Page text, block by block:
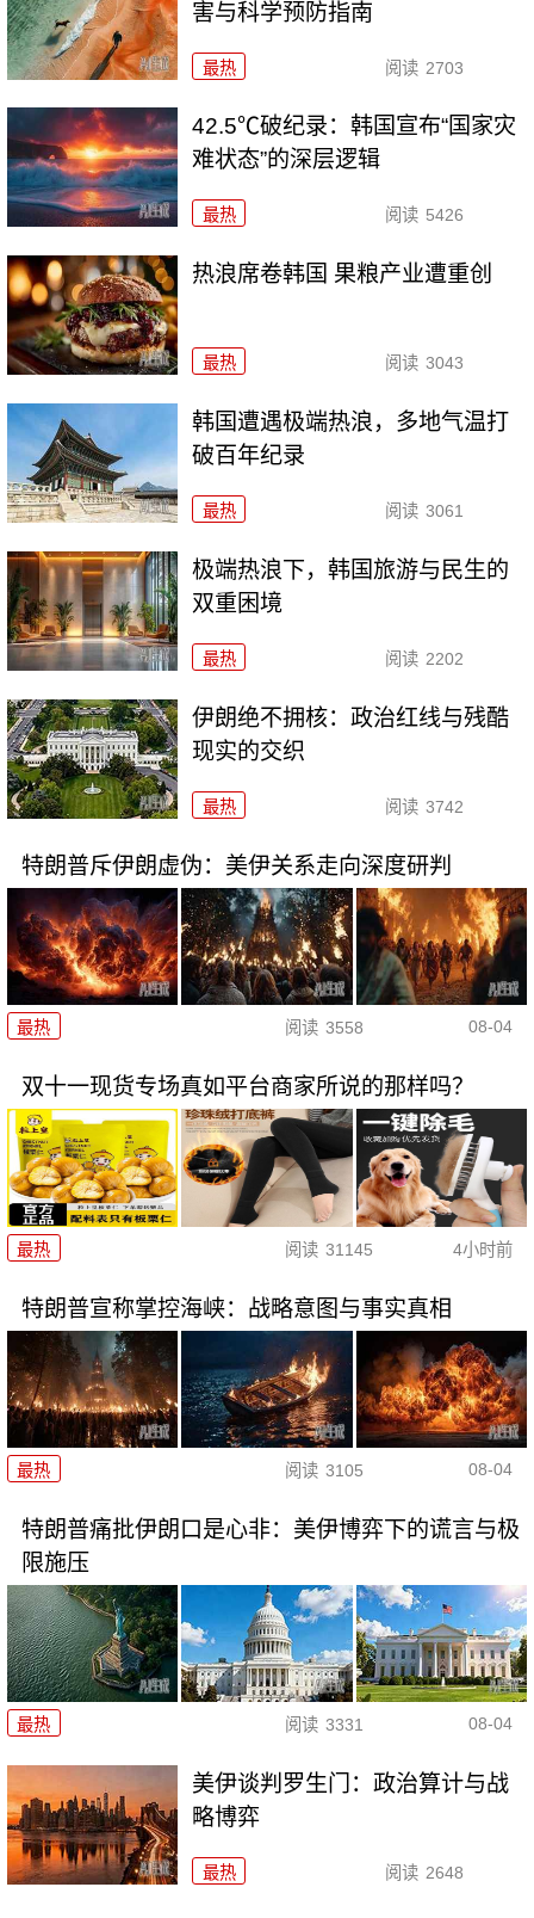
害与科学预防指南
最热 阅读 2703
42.5℃破纪录：韩国宣布“国家灾
难状态”的深层逻辑
最热 阅读 5426
热浪席卷韩国 果粮产业遭重创
最热 阅读 3043
韩国遭遇极端热浪，多地气温打
破百年纪录
最热 阅读 3061
极端热浪下，韩国旅游与民生的
双重困境
最热 阅读 2202
伊朗绝不拥核：政治红线与残酷
现实的交织
最热 阅读 3742
特朗普斥伊朗虚伪：美伊关系走向深度研判
最热 阅读 3558 08-04
双十一现货专场真如平台商家所说的那样吗？
最热 阅读 31145 4小时前
特朗普宣称掌控海峡：战略意图与事实真相
最热 阅读 3105 08-04
特朗普痛批伊朗口是心非：美伊博弈下的谎言与极
限施压
最热 阅读 3331 08-04
美伊谈判罗生门：政治算计与战
略博弈
最热 阅读 2648